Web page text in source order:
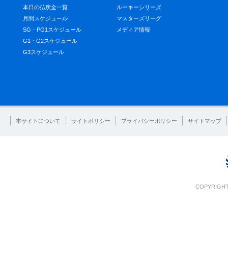
本日の払戻金一覧
月間スケジュール
SG・PG1スケジュール
G1・G2スケジュール
G3スケジュール
ルーキーシリーズ
マスターズリーグ
メディア情報
本サイトについて サイトポリシー プライバシーポリシー サイトマップ